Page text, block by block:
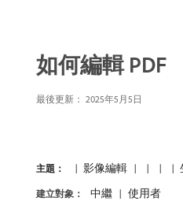
如何編輯 PDF
最後更新： 2025年5月5日
主題： 影像編輯
建立對象： 中繼 使用者